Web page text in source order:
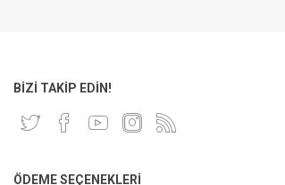
BIZI TAKIP EDIN!
ÖDEME SEÇENEKLERI